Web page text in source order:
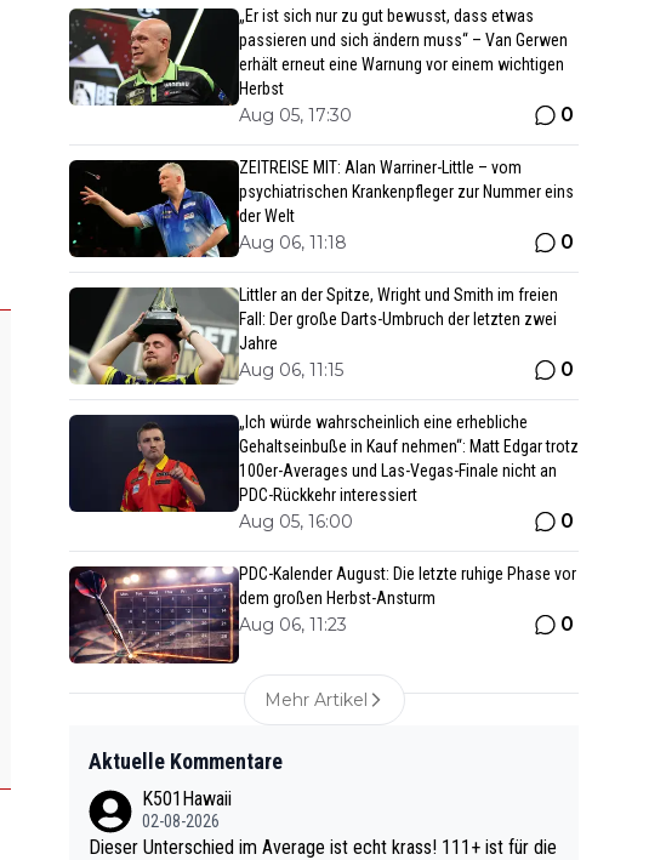
„Er ist sich nur zu gut bewusst, dass etwas
passieren und sich ändern muss“ – Van Gerwen
erhält erneut eine Warnung vor einem wichtigen
Herbst
Aug 05, 17:30 0
ZEITREISE MIT: Alan Warriner-Little – vom
psychiatrischen Krankenpfleger zur Nummer eins
der Welt
Aug 06, 11:18 0
Littler an der Spitze, Wright und Smith im freien
Fall: Der große Darts-Umbruch der letzten zwei
Jahre
Aug 06, 11:15 0
„Ich würde wahrscheinlich eine erhebliche
Gehaltseinbuße in Kauf nehmen“: Matt Edgar trotz
100er-Averages und Las-Vegas-Finale nicht an
PDC-Rückkehr interessiert
Aug 05, 16:00 0
PDC-Kalender August: Die letzte ruhige Phase vor
dem großen Herbst-Ansturm
Aug 06, 11:23 0
Mehr Artikel
Aktuelle Kommentare
K501Hawaii
02-08-2026
Dieser Unterschied im Average ist echt krass! 111+ ist für die